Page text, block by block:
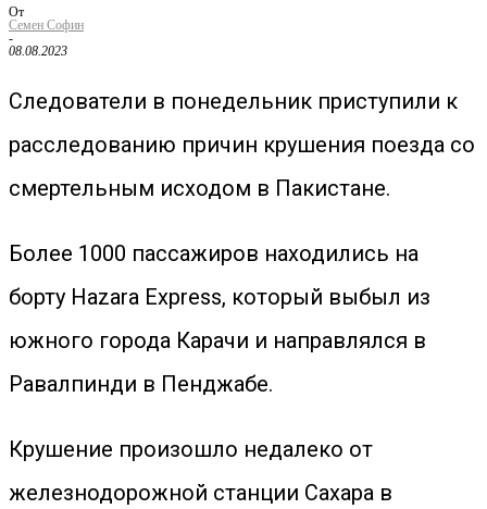
От
Семен Софин
-
08.08.2023
Следователи в понедельник приступили к
расследованию причин крушения поезда со
смертельным исходом в Пакистане.
Более 1000 пассажиров находились на
борту Hazara Express, который выбыл из
южного города Карачи и направлялся в
Равалпинди в Пенджабе.
Крушение произошло недалеко от
железнодорожной станции Сахара в